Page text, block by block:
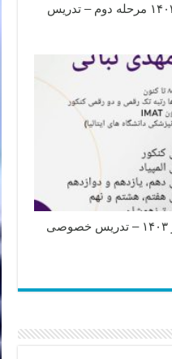
تحلیل سوال ۱۱۰ کنکور تجربی ۱۴۰۳ مرحله دوم – تدریس
پاسخ سوال ۸۱ کنکور تجربی تیر ۱۴۰۳ – تدریس خصوصی